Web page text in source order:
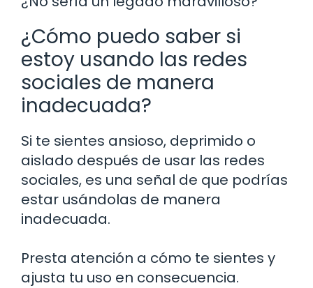
¿Cómo puedo saber si
estoy usando las redes
sociales de manera
inadecuada?
Si te sientes ansioso, deprimido o
aislado después de usar las redes
sociales, es una señal de que podrías
estar usándolas de manera
inadecuada.
Presta atención a cómo te sientes y
ajusta tu uso en consecuencia.